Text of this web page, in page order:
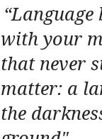
with your
that never
matter: a
the